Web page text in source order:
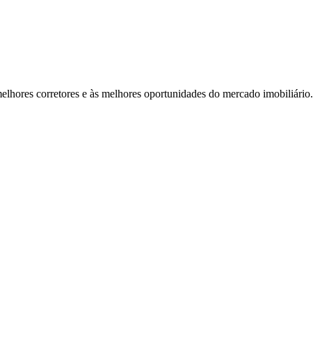
corretores e às melhores oportunidades do mercado imobiliário.